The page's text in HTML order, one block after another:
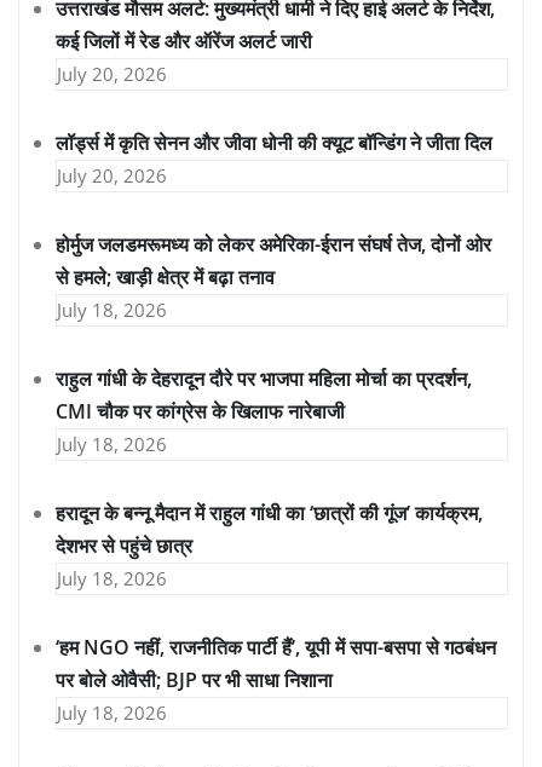
उत्तराखंड मौसम अलर्ट: मुख्यमंत्री धामी ने दिए हाई अलर्ट के निर्देश,
कई जिलों में रेड और ऑरेंज अलर्ट जारी
July 20, 2026
लॉर्ड्स में कृति सेनन और जीवा धोनी की क्यूट बॉन्डिंग ने जीता दिल
July 20, 2026
होर्मुज जलडमरूमध्य को लेकर अमेरिका-ईरान संघर्ष तेज, दोनों ओर
से हमले; खाड़ी क्षेत्र में बढ़ा तनाव
July 18, 2026
राहुल गांधी के देहरादून दौरे पर भाजपा महिला मोर्चा का प्रदर्शन,
CMI चौक पर कांग्रेस के खिलाफ नारेबाजी
July 18, 2026
हरादून के बन्नू मैदान में राहुल गांधी का ‘छात्रों की गूंज’ कार्यक्रम,
देशभर से पहुंचे छात्र
July 18, 2026
‘हम NGO नहीं, राजनीतिक पार्टी हैं’, यूपी में सपा-बसपा से गठबंधन
पर बोले ओवैसी; BJP पर भी साधा निशाना
July 18, 2026